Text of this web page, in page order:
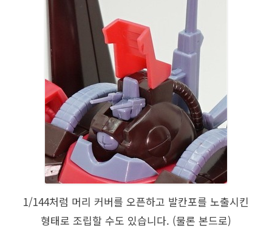
1/144처럼 머리 커버를 오픈하고 발칸포를 노출시킨
형태로 조립할 수도 있습니다. (물론 본드로)